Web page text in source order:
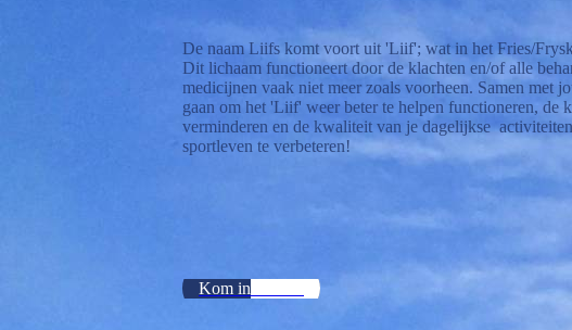
De naam Liifs komt voort uit 'Liif'; wat in het Fries/
Dit lichaam functioneert door de klachten en/of alle
medicijnen vaak niet meer zoals voorheen. Samen met
gaan om het 'Liif' weer beter te helpen functioneren, de
verminderen en de kwaliteit van je dagelijkse
sportleven te verbeteren!
Kom in contact